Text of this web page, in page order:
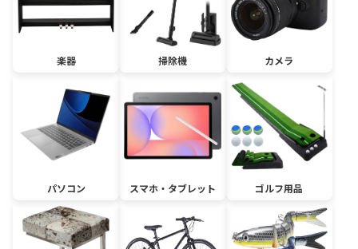
楽器 掃除機 カメラ
パソコン スマホ・タブレット ゴルフ用品